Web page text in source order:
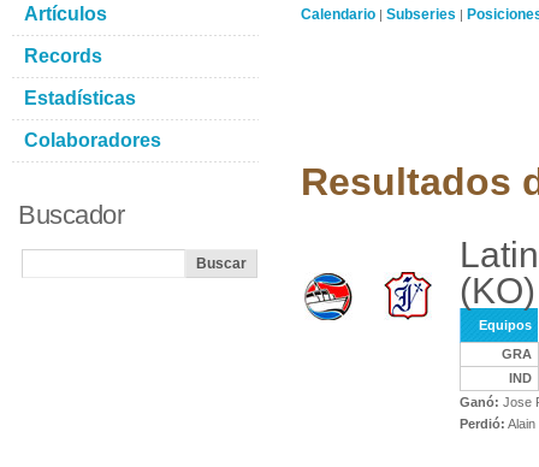
Calendario | Subseries |
Resultados
(KO)
Equipos
GRA
IND
Ganó: Jose
Perdió:
Artículos
Records
Estadísticas
Colaboradores
Buscador